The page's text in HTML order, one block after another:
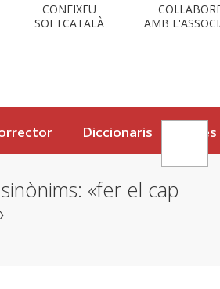
CONEIXEU
SOFTCATALÀ
AMB
Diccionaris Eines
«fer el cap